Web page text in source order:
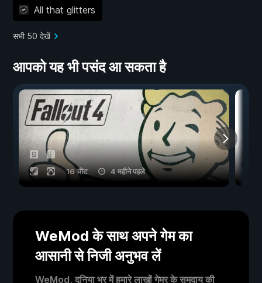
All that glitters
सभी 50 देखें
आपको यह भी पसंद आ सकता है
16 चीट 4 महीने पहले
WeMod के साथ अपने गेम का
आसानी से निजी अनुभव लें
WeMod, दुनिया भर में हमारे लाखों गेमर के समुदाय की